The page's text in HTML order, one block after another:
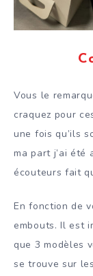
Vous le
craquez pour
une fois qu’ils
ma part j’ai été
écouteurs fait
En fonction de
embouts. Il est
que 3 modèles
se trouve sur